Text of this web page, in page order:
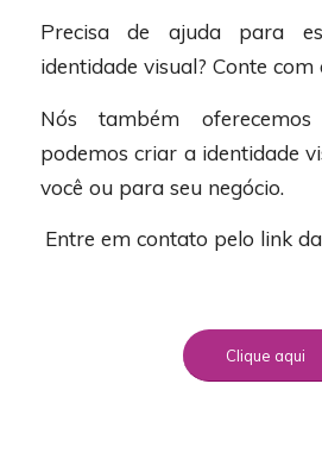
Precisa de ajuda para
identidade visual? Conte com
Nós também
podemos criar a identidade
você ou para seu negócio.
Entre em contato pelo link
Clique aqui